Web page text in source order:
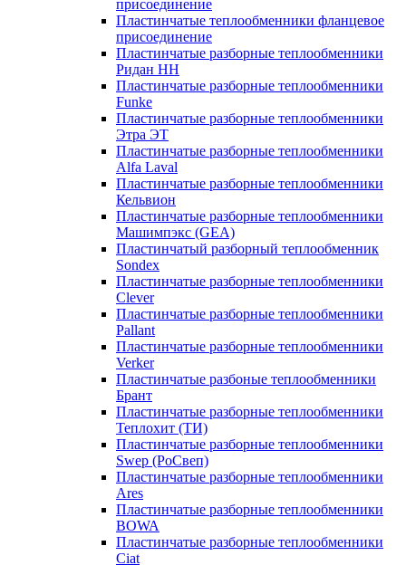
присоединение
Пластинчатые теплообменники фланцевое
присоединение
Пластинчатые разборные теплообменники
Ридан НН
Пластинчатые разборные теплообменники
Funke
Пластинчатые разборные теплообменники
Этра ЭТ
Пластинчатые разборные теплообменники
Alfa Laval
Пластинчатые разборные теплообменники
Кельвион
Пластинчатые разборные теплообменники
Машимпэкс (GEA)
Пластинчатый разборный теплообменник
Sondex
Пластинчатые разборные теплообменники
Clever
Пластинчатые разборные теплообменники
Pallant
Пластинчатые разборные теплообменники
Verker
Пластинчатые разбоные теплообменники
Брант
Пластинчатые разборные теплообменники
Теплохит (ТИ)
Пластинчатые разборные теплообменники
Swep (РоСвеп)
Пластинчатые разборные теплообменники
Ares
Пластинчатые разборные теплообменники
BOWA
Пластинчатые разборные теплообменники
Ciat